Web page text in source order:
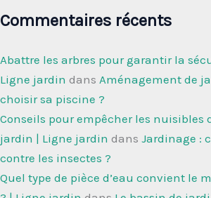
Commentaires récents
Abattre les arbres pour garantir la
Ligne jardin dans Aménagement de
choisir sa piscine ?
Conseils pour empêcher les nuisibles
jardin | Ligne jardin dans Jardinage :
contre les insectes ?
Quel type de pièce d’eau convient le